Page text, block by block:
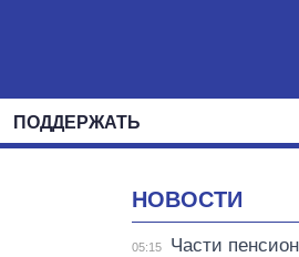
ПОДДЕРЖАТЬ
НОВОСТИ
05:15
Части